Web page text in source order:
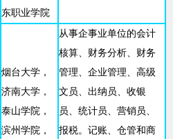
东职业学院
烟台大学，
济南大学，
泰山学院，
滨州学院，
从事企事业单位的会计
核算、财务分析、财务
管理、企业管理、高级
文员、出纳员、收银
员、统计员、营销员、
报税。记账、仓管和商